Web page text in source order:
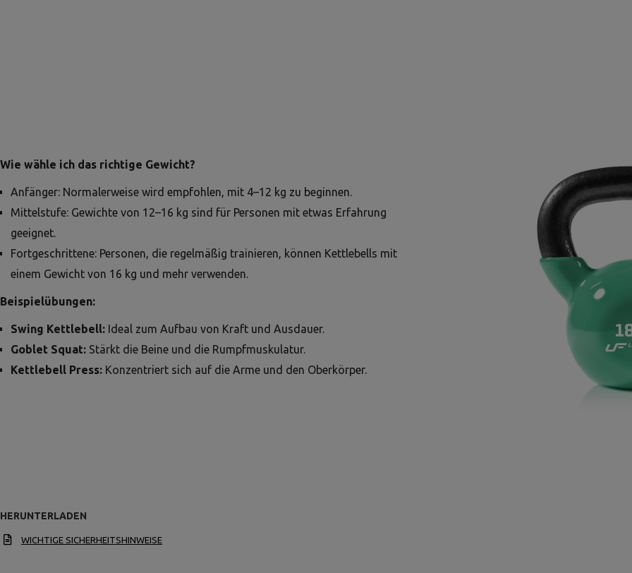
Wie wähle ich das richtige Gewicht?
Anfänger: Normalerweise wird empfohlen, mit 4–12 kg zu beginnen.
Mittelstufe: Gewichte von 12–16 kg sind für Personen mit etwas Erfahrung
geeignet.
Fortgeschrittene: Personen, die regelmäßig trainieren, können Kettlebells mit
einem Gewicht von 16 kg und mehr verwenden.
Beispielübungen:
Swing Kettlebell: Ideal zum Aufbau von Kraft und Ausdauer.
Goblet Squat: Stärkt die Beine und die Rumpfmuskulatur.
Kettlebell Press: Konzentriert sich auf die Arme und den Oberkörper.
HERUNTERLADEN
WICHTIGE SICHERHEITSHINWEISE